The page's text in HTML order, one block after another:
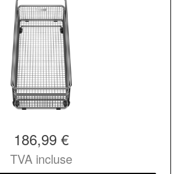
186,99 €
TVA incluse